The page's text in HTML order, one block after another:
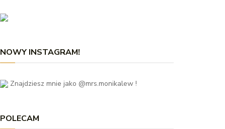
NOWY INSTAGRAM!
Znajdziesz mnie jako @mrs.monikalew !
POLECAM